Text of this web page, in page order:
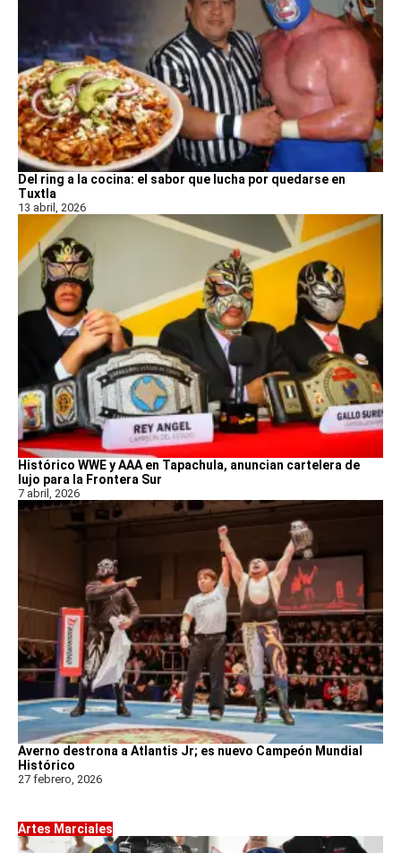
Del ring a la cocina: el sabor que lucha por quedarse en
Tuxtla
13 abril, 2026
Histórico WWE y AAA en Tapachula, anuncian cartelera de
lujo para la Frontera Sur
7 abril, 2026
Averno destrona a Atlantis Jr; es nuevo Campeón Mundial
Histórico
27 febrero, 2026
Artes Marciales